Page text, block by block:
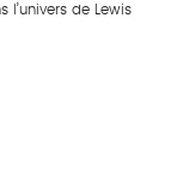
de Lewis